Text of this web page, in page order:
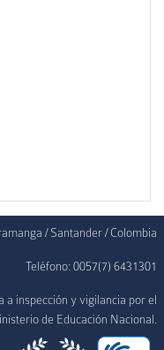
/ Santander / Colombia
Teléfono: 0057(7) 6431301
a inspección y vigilancia por el
de Educación Nacional.